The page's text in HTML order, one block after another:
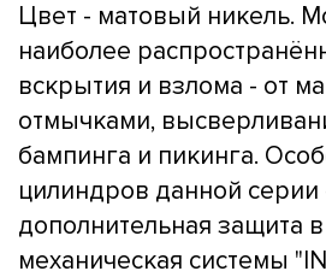
Цвет - матовый никель.
наиболее
вскрытия и взлома - от
отмычками,
бампинга и пикинга.
цилиндров данной серии
дополнительная защита
механическая системы